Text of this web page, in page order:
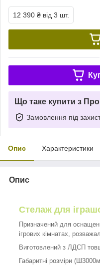
12 390 ₴ від 3 шт.
Що таке купити з
Замовлення під
Опис Характеристики
Опис
Стелаж для
Призначений для
ігрових кімнатах,
Виготовлений з ЛДСП
Габаритні розміри